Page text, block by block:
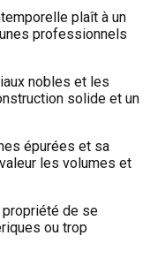
plaît à un
professionnels
nobles et les
solide et un
épurées et sa
les volumes et
de se
ou trop